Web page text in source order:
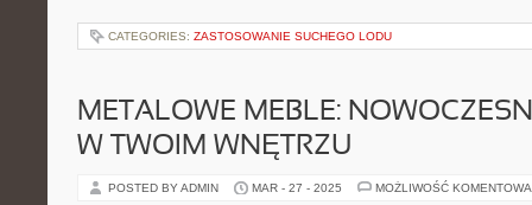
CATEGORIES: ZASTOSOWANIE SUCHEGO LODU
METALOWE MEBLE:
W TWOIM WNĘTRZU
POSTED BY ADMIN MAR - 27 - 2025 MOŻLIWOŚĆ